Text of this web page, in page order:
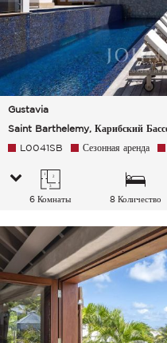
Gustavia
Saint Barthelemy, Карибский
L0041SB Сезонная аренда
6 Комнаты
8 Количество